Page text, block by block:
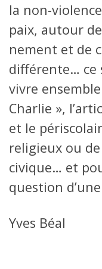
la non-
paix, autour
nement et de
différente… ce
vivre
Charlie »,
et le
religieux ou
civique… et
question
Yves Béal